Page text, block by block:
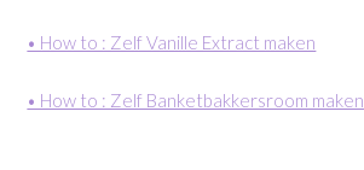
• How to : Zelf Vanille Extract maken
• How to : Zelf Banketbakkersroom maken